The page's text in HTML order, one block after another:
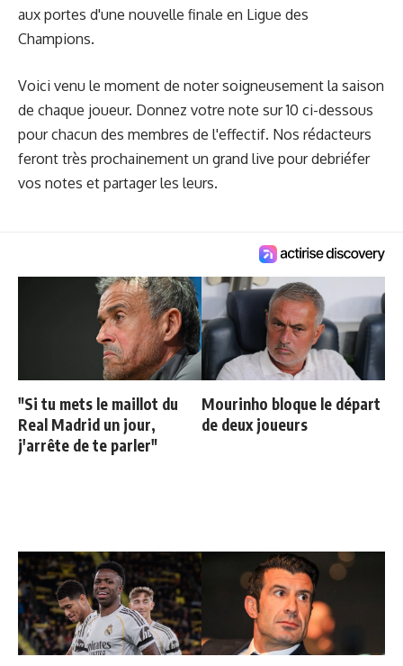
aux portes d'une nouvelle finale en Ligue des
Champions.
Voici venu le moment de noter soigneusement la saison
de chaque joueur. Donnez votre note sur 10 ci-dessous
pour chacun des membres de l'effectif. Nos rédacteurs
feront très prochainement un grand live pour debriéfer
vos notes et partager les leurs.
"Si tu mets le maillot du
Real Madrid un jour,
j'arrête de te parler"
Mourinho bloque le départ
de deux joueurs